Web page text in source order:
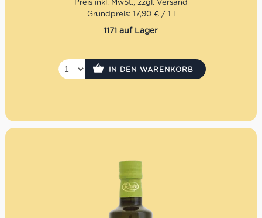
Grundpreis: 17,90 € / 1 l
1171 auf Lager
IN DEN WARENKORB